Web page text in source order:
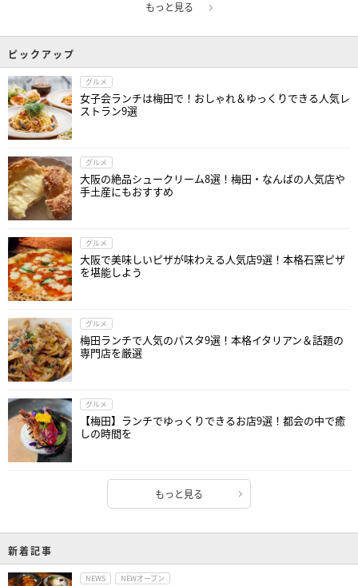
もっと見る
ピックアップ
グルメ
女子会ランチは梅田で！おしゃれ＆ゆっくりできる人気レ
ストラン9選
グルメ
大阪の絶品シュークリーム8選！梅田・なんばの人気店や
手土産にもおすすめ
グルメ
大阪で美味しいピザが味わえる人気店9選！本格石窯ピザ
を堪能しよう
グルメ
梅田ランチで人気のパスタ9選！本格イタリアン＆話題の
専門店を厳選
グルメ
【梅田】ランチでゆっくりできるお店9選！都会の中で癒
しの時間を
もっと見る
新着記事
NEWS NEWオープン